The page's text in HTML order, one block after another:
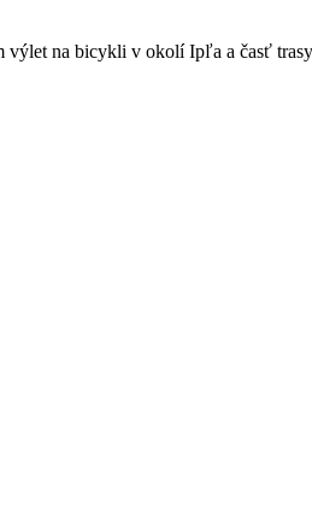
výlet na bicykli v okolí Ipľa a časť